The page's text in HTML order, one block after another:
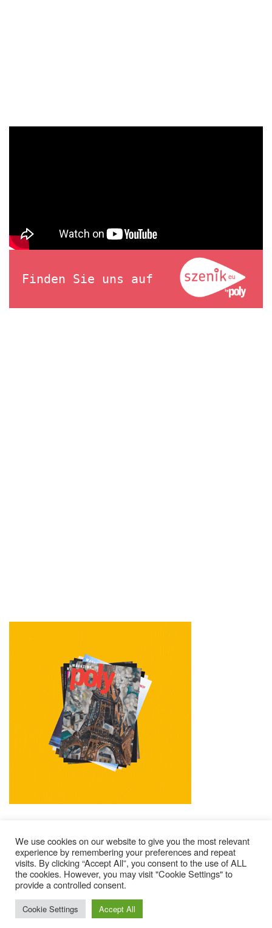
Finden Sie uns auf
Impressum Kontakt
Alle Ausgaben Lesen
POLY Abonnieren
© 2025 – Magazine Poly – BKN
We use cookies on our website to give you the most relevant
experience by remembering your preferences and repeat
visits. By clicking “Accept All”, you consent to the use of ALL
the cookies. However, you may visit "Cookie Settings" to
provide a controlled consent.
Cookie Settings Accept All